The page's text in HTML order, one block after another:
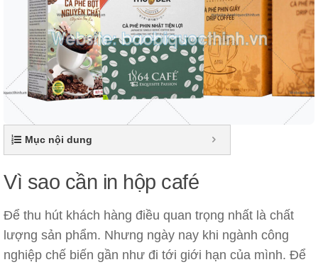
Mục nội dung
Vì sao cần in hộp café
Để thu hút khách hàng điều quan trọng nhất là chất
lượng sản phẩm. Nhưng ngày nay khi ngành công
nghiệp chế biến gần như đi tới giới hạn của mình. Để